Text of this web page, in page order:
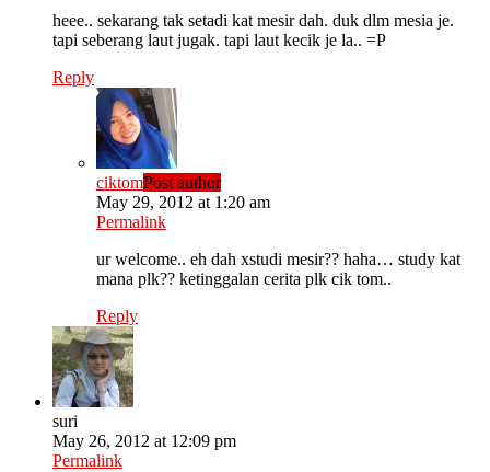
heee.. sekarang tak setadi kat mesir dah. duk dlm mesia je.
tapi seberang laut jugak. tapi laut kecik je la.. =P
Reply
ciktomPost author
May 29, 2012 at 1:20 am
Permalink
ur welcome.. eh dah xstudi mesir?? haha… study kat
mana plk?? ketinggalan cerita plk cik tom..
Reply
suri
May 26, 2012 at 12:09 pm
Permalink